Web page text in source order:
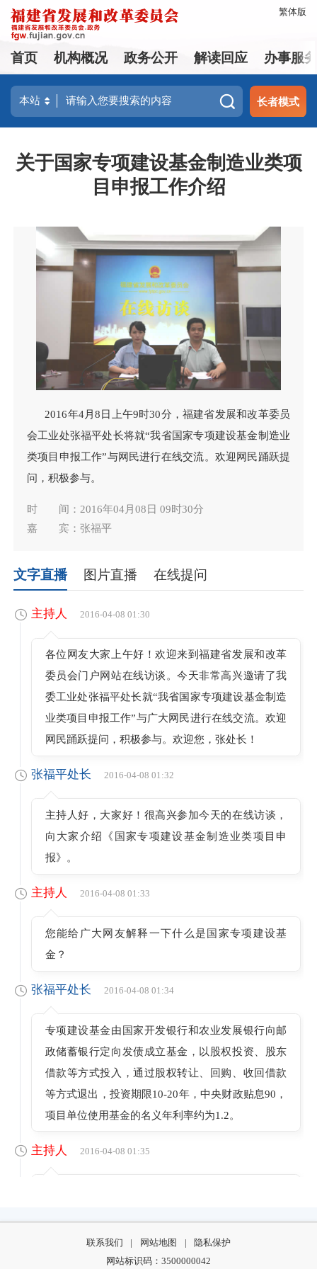
繁体版
首页 机构概况 政务公开 解读回应 办事服
长者模式
关于国家专项建设基金制造业类项
目申报工作介绍
2016年4月8日上午9时30分，福建省发展和改革委员
会工业处张福平处长将就“我省国家专项建设基金制造业
类项目申报工作”与网民进行在线交流。欢迎网民踊跃提
问，积极参与。
时 间：2016年04月08日 09时30分
嘉 宾：张福平
文字直播 图片直播 在线提问
主持人 2016-04-08 01:30
各位网友大家上午好！欢迎来到福建省发展和改革
委员会门户网站在线访谈。今天非常高兴邀请了我
委工业处张福平处长就“我省国家专项建设基金制造
业类项目申报工作”与广大网民进行在线交流。欢迎
网民踊跃提问，积极参与。欢迎您，张处长！
张福平处长 2016-04-08 01:32
主持人好，大家好！很高兴参加今天的在线访谈，
向大家介绍《国家专项建设基金制造业类项目申
报》。
主持人 2016-04-08 01:33
您能给广大网友解释一下什么是国家专项建设基
金？
张福平处长 2016-04-08 01:34
专项建设基金由国家开发银行和农业发展银行向邮
政储蓄银行定向发债成立基金，以股权投资、股东
借款等方式投入，通过股权转让、回购、收回借款
等方式退出，投资期限10-20年，中央财政贴息90，
项目单位使用基金的名义年利率约为1.2。
主持人 2016-04-08 01:35
张福平处长 2016-04-08 01:36
联系我们 | 网站地图 |
隐私保护
网站标识码：3500000042